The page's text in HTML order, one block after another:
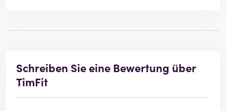
Schreiben Sie eine Bewertung über
TimFit